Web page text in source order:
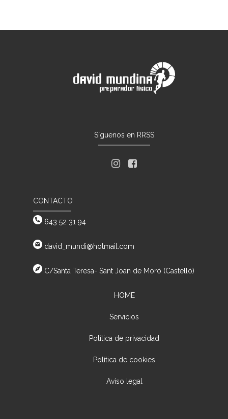
Síguenos en RRSS
CONTACTO
643 52 31 94
david_mundi@hotmail.com
C/Santa Teresa- Sant Joan de Moró (Castelló)
HOME
Servicios
Política de privacidad
Política de cookies
Aviso legal